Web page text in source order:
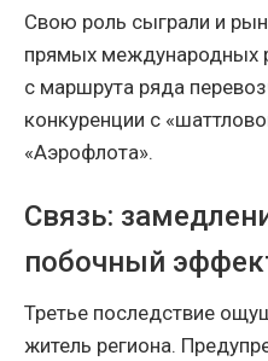
Свою роль сыграли и
прямых международных
с маршрута ряда
конкуренции с
«Аэрофлота».
Связь:
побочный
Третье последствие
житель региона.